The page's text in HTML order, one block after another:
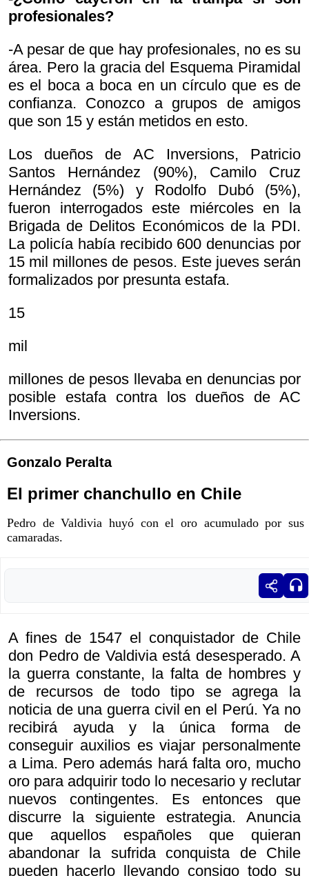
profesionales?
-A pesar de que hay profesionales, no es su
área. Pero la gracia del Esquema Piramidal
es el boca a boca en un círculo que es de
confianza. Conozco a grupos de amigos
que son 15 y están metidos en esto.
Los dueños de AC Inversions, Patricio
Santos Hernández (90%), Camilo Cruz
Hernández (5%) y Rodolfo Dubó (5%),
fueron interrogados este miércoles en la
Brigada de Delitos Económicos de la PDI.
La policía había recibido 600 denuncias por
15 mil millones de pesos. Este jueves serán
formalizados por presunta estafa.
15
mil
millones de pesos llevaba en denuncias por
posible estafa contra los dueños de AC
Inversions.
Gonzalo Peralta
El primer chanchullo en Chile
Pedro de Valdivia huyó con el oro acumulado por sus
camaradas.
A fines de 1547 el conquistador de Chile
don Pedro de Valdivia está desesperado. A
la guerra constante, la falta de hombres y
de recursos de todo tipo se agrega la
noticia de una guerra civil en el Perú. Ya no
recibirá ayuda y la única forma de
conseguir auxilios es viajar personalmente
a Lima. Pero además hará falta oro, mucho
oro para adquirir todo lo necesario y reclutar
nuevos contingentes. Es entonces que
discurre la siguiente estrategia. Anuncia
que aquellos españoles que quieran
abandonar la sufrida conquista de Chile
pueden hacerlo llevando consigo todo su